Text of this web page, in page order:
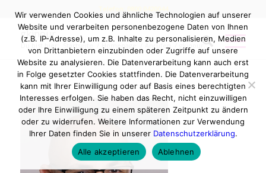
gkinour.
Du bist hier: Startseite Homepage Anrufen gkinour.
Wir verwenden Cookies und ähnliche Technologien auf unserer
Website und verarbeiten personenbezogene Daten von Ihnen
(z.B. IP-Adresse), um z.B. Inhalte zu personalisieren, Medien
von Drittanbietern einzubinden oder Zugriffe auf unsere
Website zu analysieren. Die Datenverarbeitung kann auch erst
in Folge gesetzter Cookies stattfinden. Die Datenverarbeitung
kann mit Ihrer Einwilligung oder auf Basis eines berechtigten
Interesses erfolgen. Sie haben das Recht, nicht einzuwilligen
oder Ihre Einwilligung zu einem späteren Zeitpunkt zu ändern
oder zu widerrufen. Weitere Informationen zur Verwendung
Ihrer Daten finden Sie in unserer Datenschutzerklärung.
Alle akzeptieren
Ablehnen